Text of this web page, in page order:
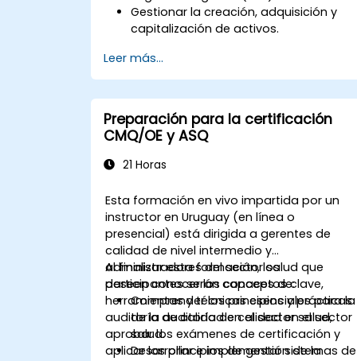
Gestionar la creación, adquisición y
capitalización de activos.
el seguimiento y monitoreo de activos.
Aplicar métodos apropiados de
depreciación y amortización.
Procesar eficazmente los
movimientos, traslados y bajas de
activos.
Garantizar el cumplimiento con los
auditoría.
Leer más...
Preparación para la certificación
CMQ/OE y ASQ
21 Horas
Esta formación en vivo impartida por un
instructor en Uruguay (en línea o
presencial) está dirigida a gerentes de
calidad de nivel intermedio y
administradores del sector salud que
deseen conocer los conceptos clave,
herramientas y técnicas esenciales para la
auditoría de calidad en el sector salud,
aprobar los exámenes de certificación y
aplicar los principios de gestión de la
Al finalizar esta formación, los
participantes serán capaces de:
Comprender los principios y prácticas
de la auditoría de calidad en el sector
salud.
Desarrollar e implementar sistemas de